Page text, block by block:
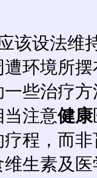
设法维
环境所
些治疗
当注意健康
程，而
生素及